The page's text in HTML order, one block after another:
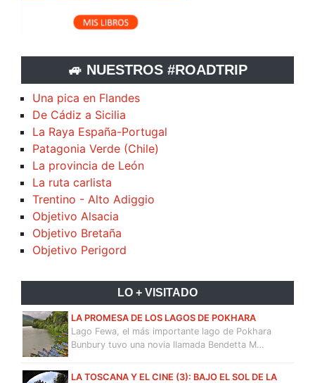
🚙 NUESTROS #ROADTRIP
Una pica en Flandes
De Cádiz a Sicilia
La Raya España-Portugal
Patagonia Verde (Chile)
La provincia de León
La ruta carlista
Trentino - Alto Adiggio
Objetivo Alsacia
Objetivo Bretaña
Objetivo Perigord
LO + VISITADO
LA PROMESA DE LOS LAGOS DE POKHARA
Lago Fewa, el más importante lago de Pokhara
Bunbury tuvo una novia llamada Bendetta M…
LA TOSCANA Y EL CINE (3): BAJO EL SOL DE LA